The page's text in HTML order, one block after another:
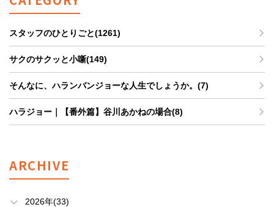
スタッフのひとりごと(1261)
サクのサクッと小噺(149)
そんなに、ハランバンジョーな人生でしょうか。(7)
ハラジョー｜【番外篇】谷川あかねの場合(8)
ARCHIVE
2026年(33)